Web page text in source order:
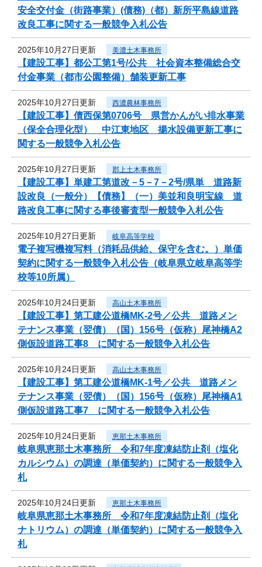
安全交付金（街路事業）(債務)（都）新所平島線道路
改良工事に関する一般競争入札公告
2025年10月27日更新 美濃土木事務所
【建設工事】都公工第1号/公共 社会資本整備総合交
付金事業（都市公園整備）舗装更新工事
2025年10月27日更新 西濃農林事務所
【建設工事】債西保第0706号 県営かんがい排水事業
（保全合理化型） 中江東地区 揚水設備更新工事に
関する一般競争入札公告
2025年10月27日更新 郡上土木事務所
【建設工事】単建工第道改－5－7－2号/県単 道路新
設改良（一般分）【債務】（一）美並和良明宝線 道
路改良工事に関する事後審査型一般競争入札公告
2025年10月27日更新 岐阜高等学校
電子複写機複写料（消耗品供給、保守を含む。）単価
契約に関する一般競争入札公告（岐阜県立岐阜高等学
校等10所属）
2025年10月24日更新 高山土木事務所
【建設工事】第工建公道橋MK-2号／公共 道路メン
テナンス事業（翌債）（国）156号（仮称）尾神橋A2
側仮設道路工事8 に関する一般競争入札公告
2025年10月24日更新 高山土木事務所
【建設工事】第工建公道橋MK-1号／公共 道路メン
テナンス事業（翌債）（国）156号（仮称）尾神橋A1
側仮設道路工事7 に関する一般競争入札公告
2025年10月24日更新 恵那土木事務所
岐阜県恵那土木事務所 令和7年度凍結防止剤（塩化
カルシウム）の調達（単価契約）に関する一般競争入
札
2025年10月24日更新 恵那土木事務所
岐阜県恵那土木事務所 令和7年度凍結防止剤（塩化
ナトリウム）の調達（単価契約）に関する一般競争入
札